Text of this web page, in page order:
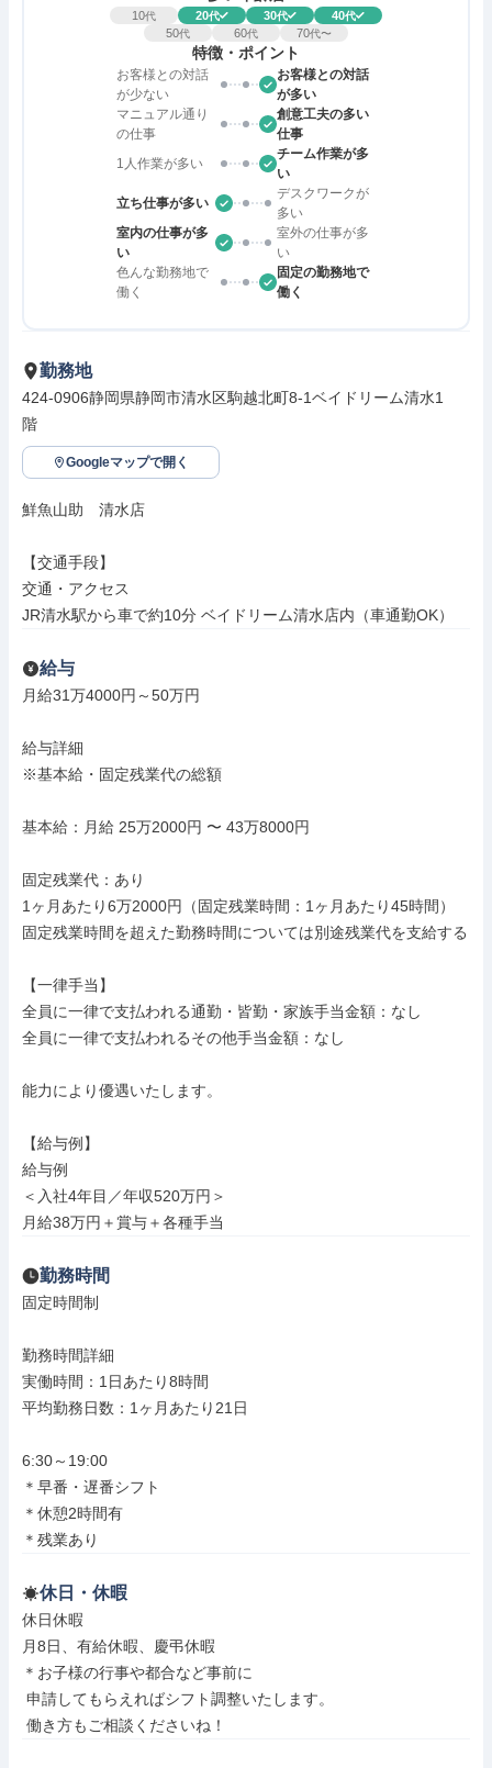
10代 20代 30代 40代
50代 60代 70代〜
特徴・ポイント
お客様との対話
が少ない
お客様との対話
が多い
マニュアル通り
の仕事
創意工夫の多い
仕事
1人作業が多い
チーム作業が多
い
立ち仕事が多い
デスクワークが
多い
室内の仕事が多
い
室外の仕事が多
い
色んな勤務地で
働く
固定の勤務地で
働く
勤務地
424-0906静岡県静岡市清水区駒越北町8-1ベイドリーム清水1
階
Googleマップで開く
鮮魚山助　清水店
【交通手段】
交通・アクセス
JR清水駅から車で約10分 ベイドリーム清水店内（車通勤OK）
給与
月給31万4000円～50万円
給与詳細
※基本給・固定残業代の総額
基本給：月給 25万2000円 〜 43万8000円
固定残業代：あり
1ヶ月あたり6万2000円（固定残業時間：1ヶ月あたり45時間）
固定残業時間を超えた勤務時間については別途残業代を支給する
【一律手当】
全員に一律で支払われる通勤・皆勤・家族手当金額：なし
全員に一律で支払われるその他手当金額：なし
能力により優遇いたします。
【給与例】
給与例
＜入社4年目／年収520万円＞
月給38万円＋賞与＋各種手当
勤務時間
固定時間制
勤務時間詳細
実働時間：1日あたり8時間
平均勤務日数：1ヶ月あたり21日
6:30～19:00
＊早番・遅番シフト
＊休憩2時間有
＊残業あり
休日・休暇
休日休暇
月8日、有給休暇、慶弔休暇
＊お子様の行事や都合など事前に
働き方もご相談くださいね！